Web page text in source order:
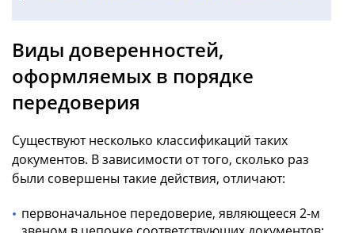
Виды доверенностей,
оформляемых в порядке
передоверия
Существуют несколько классификаций таких
документов. В зависимости от того, сколько раз
были совершены такие действия, отличают:
первоначальное передоверие, являющееся 2-м